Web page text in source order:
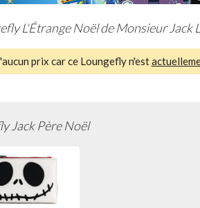
L'Étrange Noël de Monsieur Jack
prix car ce Loungefly n'est
Jack Père Noël